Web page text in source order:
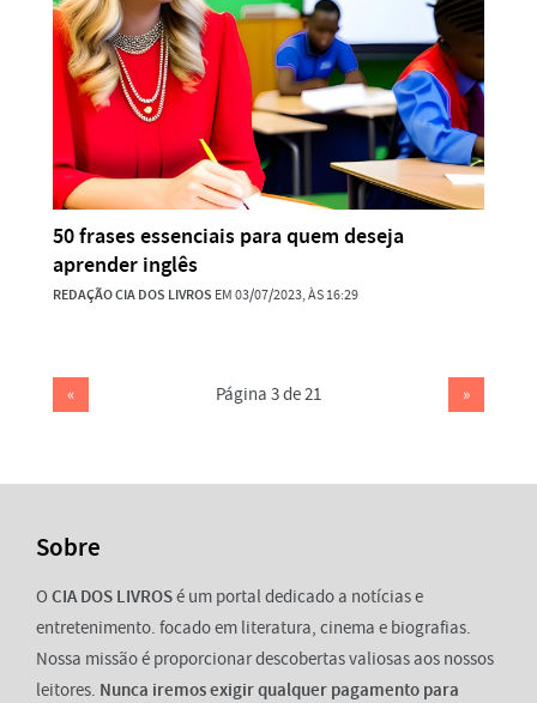
50 frases essenciais para quem deseja
aprender inglês
REDAÇÃO CIA DOS LIVROS EM 03/07/2023, ÀS 16:29
Página 3 de 21
« »
Sobre
OCIA DOS LIVROSé um portal dedicado a notícias e
entretenimento. focado em literatura, cinema e biografias.
Nossa missão é proporcionar descobertas valiosas aos nossos
leitores. Nunca iremos exigir qualquer pagamento para